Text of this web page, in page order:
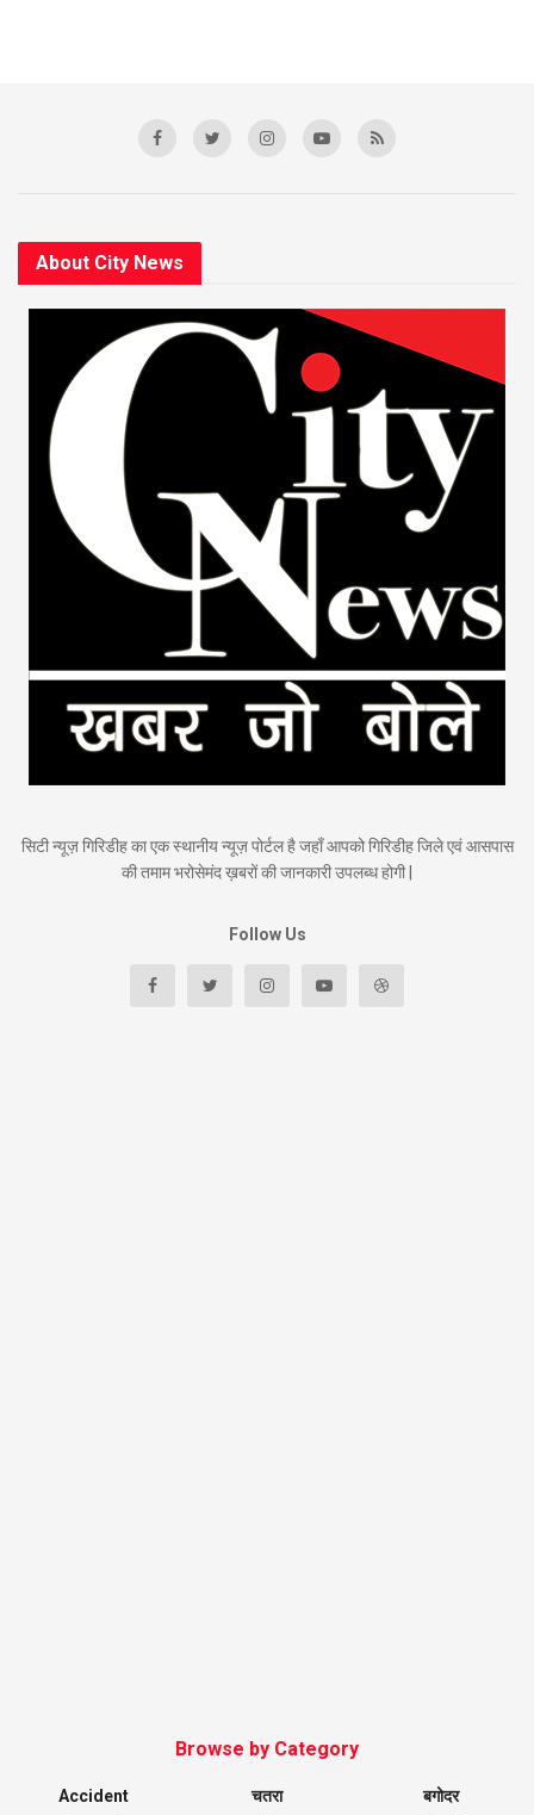
About City News
सिटी न्यूज़ गिरिडीह का एक स्थानीय न्यूज़ पोर्टल है जहाँ आपको गिरिडीह जिले एवं आसपास
की तमाम भरोसेमंद ख़बरों की जानकारी उपलब्ध होगी |
Follow Us
Browse by Category
Accident
चतरा
बगोदर